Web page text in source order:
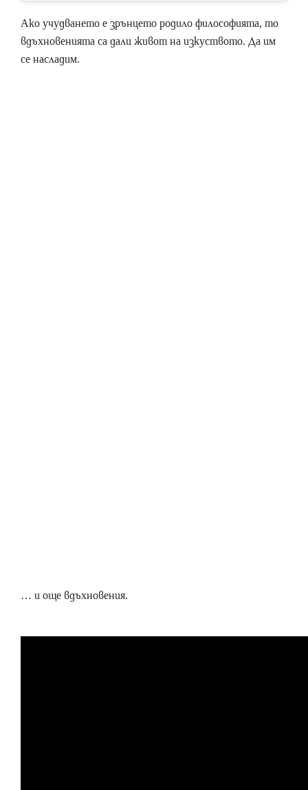
Ако учудването е зрънцето родило философията, то
вдъхновенията са дали живот на изкуството. Да им
се насладим.
… и още вдъхновения.